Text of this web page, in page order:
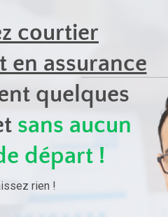
courtier
en assurance
quelques
sans aucun
départ !
rien !